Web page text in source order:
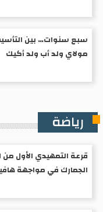
سبع سنوات… بين
مولاي ولد أب ولد أكيك
رياضة
قرعة التمهيدي الأول من
الجمارك في مواجهة